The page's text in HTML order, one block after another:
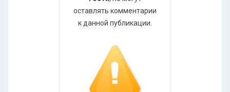
оставлять комментарии
к данной публикации.